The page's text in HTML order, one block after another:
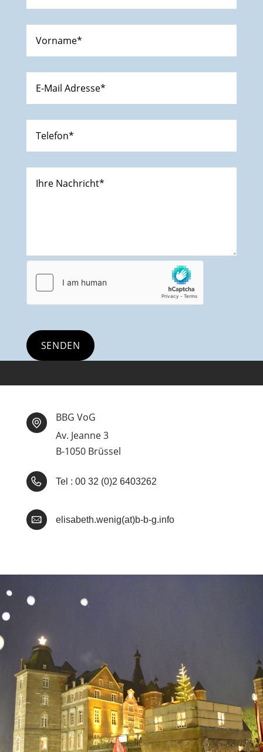
BBG VoG
Av. Jeanne 3
B-1050 Brüssel
Tel : 00 32 (0)2 6403262
elisabeth.wenig(at)b-b-g.info